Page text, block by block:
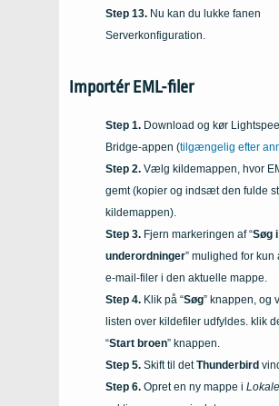
Nu kan du lukke fanen
Serverkonfiguration.
Importér EML-filer
Download og kør
Bridge-appen (tilgængelig efter
Vælg kildemappen, hvor
gemt (kopier og indsæt den fulde
kildemappen).
Fjern markeringen af “Søg i
underordninger” mulighed for kun
e-mail-filer i den aktuelle mappe.
Klik på “Søg” knappen, og
listen over kildefiler udfyldes. klik
“Start broen” knappen.
Skift til detThunderbird
Opret en ny mappe i